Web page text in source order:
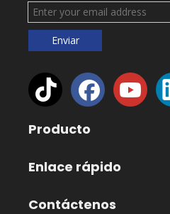
Enviar
Producto
Enlace rápido
Contáctenos